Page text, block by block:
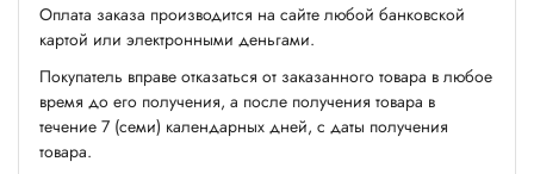
Оплата заказа производится на сайте любой банковской
картой или электронными деньгами.
Покупатель вправе отказаться от заказанного товара в любое
время до его получения, а после получения товара в
течение 7 (семи) календарных дней, с даты получения
товара.